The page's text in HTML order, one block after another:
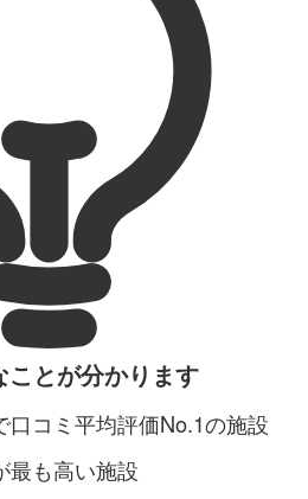
ことが分かります
口コミ平均評価No.1の施設
最も高い施設